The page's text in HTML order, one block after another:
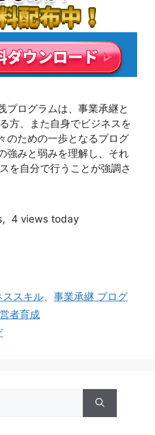
プログラムは、事業承継と
方、また自身でビジネスを
のための一歩となるプログ
強みと弱みを理解し、それ
を自分で行うことが強調さ
4 views today
ススキル、事業承継 プログ
者育成